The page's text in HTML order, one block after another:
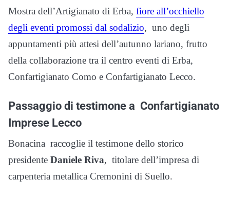
Mostra dell’Artigianato di Erba, fiore all’occhiello
degli eventi promossi dal sodalizio, uno degli
appuntamenti più attesi dell’autunno lariano, frutto
della collaborazione tra il centro eventi di Erba,
Confartigianato Como e Confartigianato Lecco.
Passaggio di testimone a Confartigianato
Imprese Lecco
Bonacina raccoglie il testimone dello storico
presidente Daniele Riva, titolare dell’impresa di
carpenteria metallica Cremonini di Suello.